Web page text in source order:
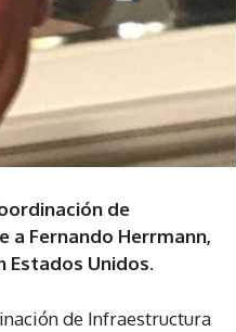
de
Fernando Herrmann,
Estados Unidos.
de Infraestructura